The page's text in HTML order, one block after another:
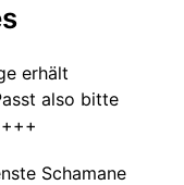
erhält
also bitte
Schamane